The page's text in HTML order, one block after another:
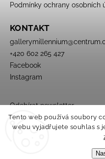
Tento web používá soubory
webu vyjadřujete souhlas s
Podmínky ochrany osobních
KONTAKT
gallerymillennium@
+420 602 265 427
Facebook
Instagram
Odebírat newsletter